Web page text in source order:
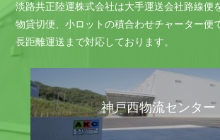
淡路共正陸運株式会社は大手運送会社路線便
物貸切便、小ロットの積合わせチャーター便
長距離運送まで対応しております。
神戸西物流センター